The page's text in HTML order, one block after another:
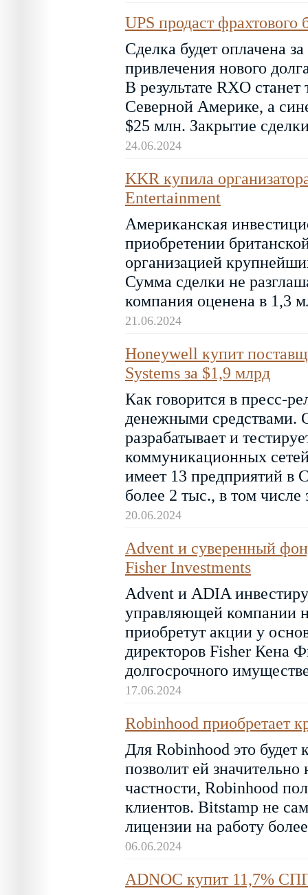
UPS продаст
Сделка будет оплачена
привлечения нового
В результате RXO
Северной Америке, а
$25 млн. Закрытие
24.06.2024
KKR купила
Entertainment
Американская
приобретении
организацией
Сумма сделки не
компания оценена в 1,3
21.06.2024
Honeywell купит
Systems за $1,9 млрд
Как говорится в пресс-
денежными средствами.
разрабатывает и
коммуникационных
имеет 13 предприятий в
более 2 тыс., в том
20.06.2024
Advent и суверенный
Fisher Investments
Advent и ADIA
управляющей компании
приобретут акции у
директоров Fisher Кена
долгосрочного
17.06.2024
Robinhood приобретает
Для Robinhood это
позволит ей
частности, Robinhood
клиентов. Bitstamp не
лицензии на работу
06.06.2024
ADNOC купит 11,7%